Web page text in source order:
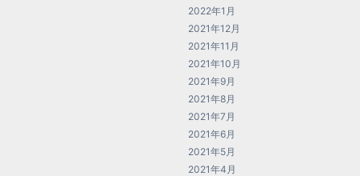
2022年1月
2021年12月
2021年11月
2021年10月
2021年9月
2021年8月
2021年7月
2021年6月
2021年5月
2021年4月